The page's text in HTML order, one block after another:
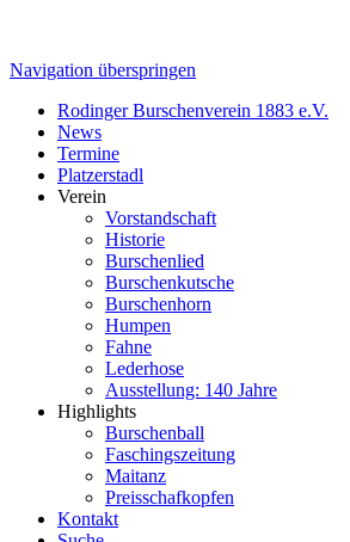
Navigation überspringen
Rodinger Burschenverein 1883 e.V.
News
Termine
Platzerstadl
Verein
Vorstandschaft
Historie
Burschenlied
Burschenkutsche
Burschenhorn
Humpen
Fahne
Lederhose
Ausstellung: 140 Jahre
Highlights
Burschenball
Faschingszeitung
Maitanz
Preisschafkopfen
Kontakt